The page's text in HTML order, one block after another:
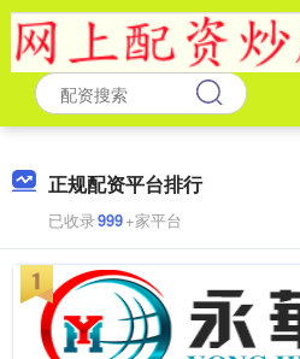
正规配资平台排行
已收录999+家平台